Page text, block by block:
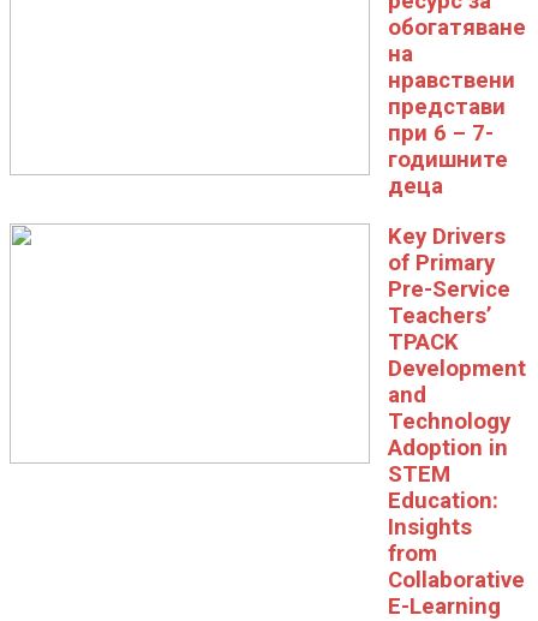
обогатяване
на
нравствени
представи
при 6 – 7-
годишните
деца
Key Drivers
of Primary
Pre-Service
Teachers’
TPACK
Development
and
Technology
Adoption in
STEM
Education:
Insights
from
Collaborative
E-Learning